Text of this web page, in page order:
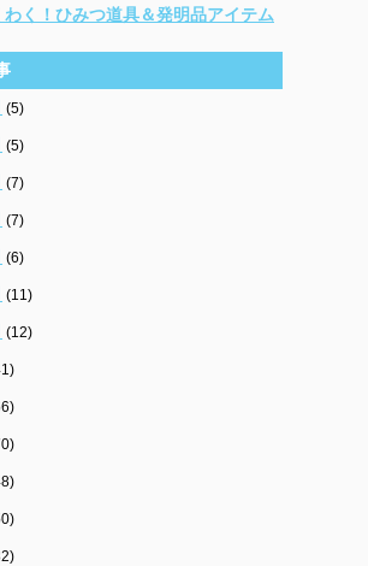
わく！ひみつ道具＆発明品アイテム
(5)
(5)
(7)
(7)
(6)
(11)
(12)